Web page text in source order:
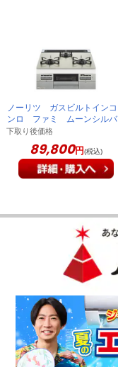
ノーリツ ガスビルトインコ
ンロ ファミ ムーンシルバ
ーガラストップ 60cm幅
都市ガス 設置有 既存回収
有 送料有料
N3WV6P2SIC 13A
下取り後価格
89,800円(税込)